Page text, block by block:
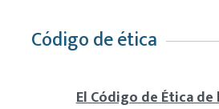
Código de ética
El Código de Ética de